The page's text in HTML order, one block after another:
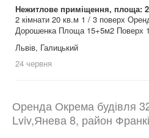
Нежитлове приміщення, площа:
2 кімнати 20 кв.м 1 / 3 поверх
Дорошенка Площа 15+5м2 Поверх
Львів, Галицький
24 червня
Оренда Окрема будівля
Lviv,Янева 8, район